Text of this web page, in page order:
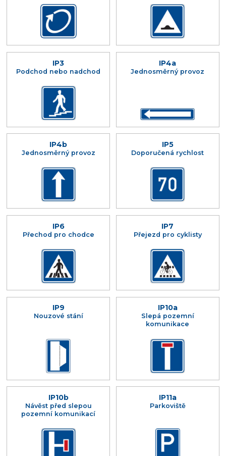
IP3
Podchod nebo nadchod
IP4a
Jednosměrný provoz
IP4b
Jednosměrný provoz
IP5
Doporučená rychlost
IP6
Přechod pro chodce
IP7
Přejezd pro cyklisty
IP9
Nouzové stání
IP10a
Slepá pozemní
komunikace
IP10b
Návěst před slepou
pozemní komunikací
IP11a
Parkoviště